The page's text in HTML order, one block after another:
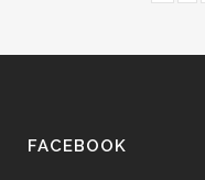
FACEBOOK